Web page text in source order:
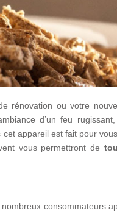
rénovation ou votre
d’un feu
appareil est fait pour
vous permettront de
consommateurs